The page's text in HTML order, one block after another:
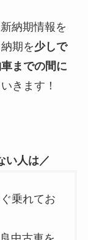
納期情報を
期を少しで
までの間に
きます！
い人は／
乗れてお